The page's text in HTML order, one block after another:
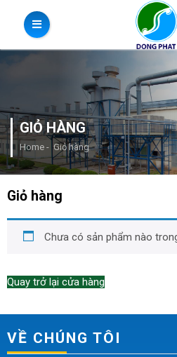
GIỎ HÀNG
Home - Giỏ hàng
Giỏ hàng
Chưa có sản phẩm nào
Quay trở lại cửa hàng
VỀ CHÚNG TÔI